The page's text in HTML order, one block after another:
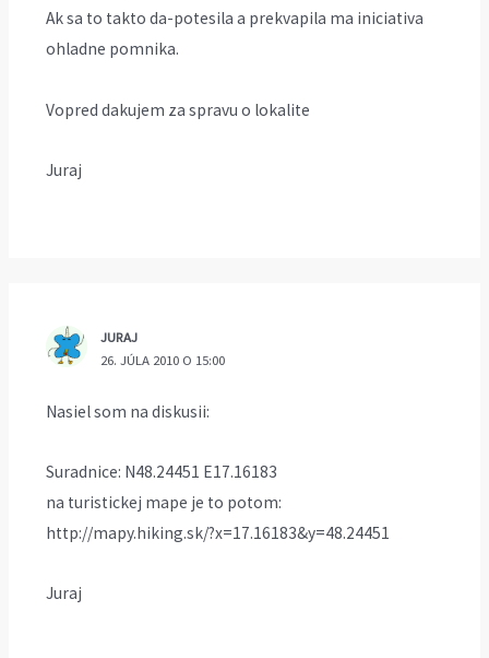
Ak sa to takto da-potesila a prekvapila ma iniciativa
ohladne pomnika.
Vopred dakujem za spravu o lokalite
Juraj
JURAJ
26. JÚLA 2010 O 15:00
Nasiel som na diskusii:
Suradnice: N48.24451 E17.16183
na turistickej mape je to potom:
http://mapy.hiking.sk/?x=17.16183&y=48.24451
Juraj